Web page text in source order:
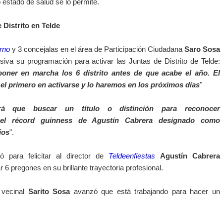
de salud se lo permite.
Distrito en Telde
y 3 concejalas en el área de Participación Ciudadana Saro Sosa
su programación para activar las Juntas de Distrito de Telde:
en marcha los 6 distrito antes de que acabe el año. El
primero en activarse y lo haremos en los próximos días"
que buscar un título o distinción para reconocer
récord guinness de Agustín Cabrera designado como
".
para felicitar al director de Teldeenfiestas
Agustín Cabrera
6 pregones en su brillante trayectoria profesional.
Sarito Sosaavanzó que está trabajando para hacer un